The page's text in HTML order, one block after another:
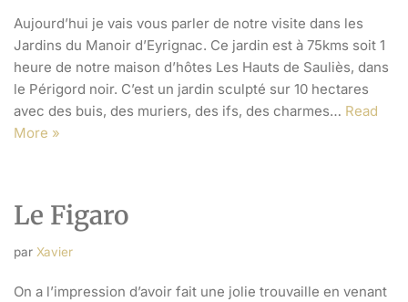
Aujourd’hui je vais vous parler de notre visite dans les
Jardins du Manoir d’Eyrignac. Ce jardin est à 75kms soit 1
heure de notre maison d’hôtes Les Hauts de Sauliès, dans
le Périgord noir. C’est un jardin sculpté sur 10 hectares
avec des buis, des muriers, des ifs, des charmes… Read
More »
Le Figaro
par Xavier
On a l’impression d’avoir fait une jolie trouvaille en venant